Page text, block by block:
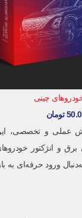
چینی
تومان
آموزش عملی و
و انژکتور
ورود حرفه‌ای به